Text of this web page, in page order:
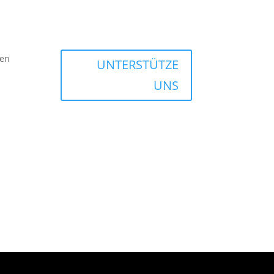
UNTERSTÜTZE
UNS